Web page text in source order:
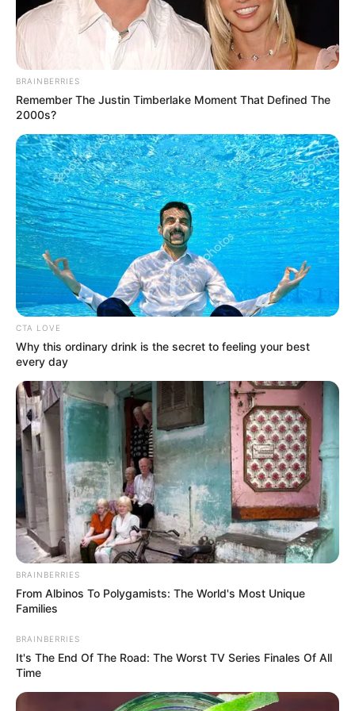
HIBURAN
13 Rekomendasi Anime
BRAINBERRIES
Remember The Justin Timberlake Moment That Defined The
2000s?
CTA LOVE
Why this ordinary drink is the secret to feeling your best
every day
BRAINBERRIES
From Albinos To Polygamists: The World's Most Unique
Families
BRAINBERRIES
It's The End Of The Road: The Worst TV Series Finales Of All
Time